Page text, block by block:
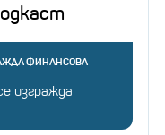
ФИНАНСОВА
изгражда